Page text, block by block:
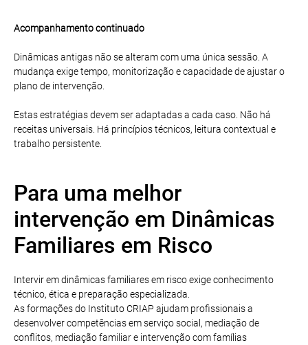
Acompanhamento continuado
Dinâmicas antigas não se alteram com uma única sessão. A
mudança exige tempo, monitorização e capacidade de ajustar o
plano de intervenção.
Estas estratégias devem ser adaptadas a cada caso. Não há
receitas universais. Há princípios técnicos, leitura contextual e
trabalho persistente.
Para uma melhor
intervenção em Dinâmicas
Familiares em Risco
Intervir em dinâmicas familiares em risco exige conhecimento
técnico, ética e preparação especializada.
As formações do Instituto CRIAP ajudam profissionais a
desenvolver competências em serviço social, mediação de
conflitos, mediação familiar e intervenção com famílias